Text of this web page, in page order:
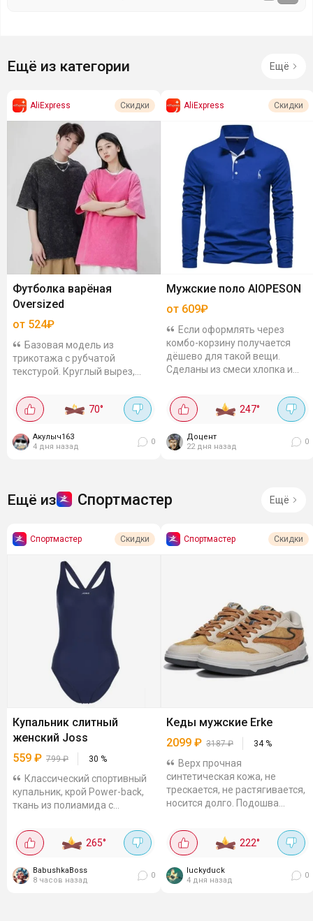
Ещё из категории Ещё
AliExpress Скидки
Футболка варёная
Oversized
от 524₽
Базовая модель из
трикотажа с рубчатой
текстурой. Круглый вырез,
застёжки.Ткань дышащая,
тянется, почти не мнётся,
впитывает влагу.
70°
Акулыч163
4 дня назад
0
AliExpress Скидки
Мужские поло AIOPESON
от 609₽
Если оформлять через
комбо-корзину получается
дёшево для такой вещи.
Сделаны из смеси хлопка и
к телу, и не мнутся сильно,
рукав...
247°
Доцент
22 дня назад
0
Ещё из Спортмастер Ещё
Спортмастер Скидки
Купальник слитный
женский Joss
559 ₽ 799₽ 30 %
Классический спортивный
купальник, крой Power-back,
ткань из полиамида с
после стирки, устойчива к
хлорке. Купальник без
поддержки груди...
265°
BabushkaBoss
8 часов назад
0
Спортмастер Скидки
Кеды мужские Erke
2099 ₽ 3187₽ 34%
Верх прочная
синтетическая кожа, не
трескается, не растягивается,
носится долго. Подошва
если нужна обувь на каждый
день: и под джинсы, и...
222°
luckyduck
4 дня назад
0